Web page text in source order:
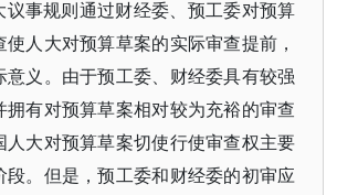
议事规则通过财经委、预工委对预算
人大对预算草案的实际审查提前，
意义。由于预工委、财经委具有较强
拥有对预算草案相对较为充裕的审查
人大对预算草案切使行使审查权主要
段。但是，预工委和财经委的初审应